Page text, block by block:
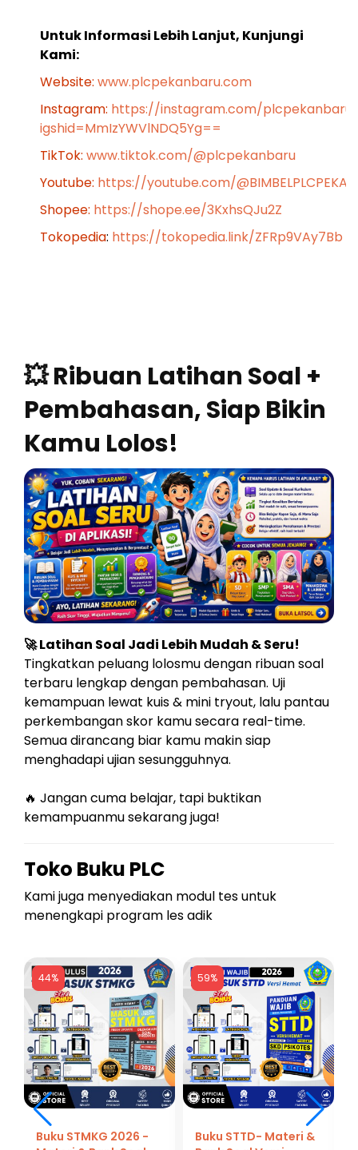
Untuk Informasi Lebih Lanjut, Kunjungi
Kami:
Website: www.plcpekanbaru.com
Instagram: https://instagram.com/
igshid=MmIzYWVlNDQ5Yg==
TikTok: www.tiktok.com/@plcpekanbaru
Youtube: https://youtube.com/
Shopee: https://shope.ee/3KxhsQJu2Z
Tokopedia: https://tokopedia.link/ZFRp9VAy7Bb
💥 Ribuan Latihan Soal +
Pembahasan, Siap Bikin
Kamu Lolos!
🚀 Latihan Soal Jadi Lebih Mudah & Seru!
Tingkatkan peluang lolosmu dengan ribuan soal
terbaru lengkap dengan pembahasan. Uji
kemampuan lewat kuis & mini tryout, lalu pantau
perkembangan skor kamu secara real-time.
Semua dirancang biar kamu makin siap
menghadapi ujian sesungguhnya.
🔥 Jangan cuma belajar, tapi buktikan
kemampuanmu sekarang juga!
Toko Buku PLC
Kami juga menyediakan modul tes untuk
menengkapi program les adik
44%
Buku STMKG 2026 -
59%
Buku STTD- Materi &